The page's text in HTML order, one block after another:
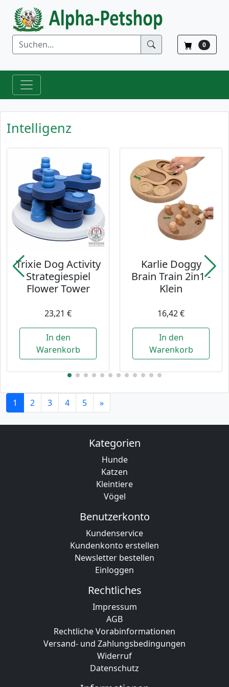
0
Intelligenz
Trixie Dog Activity
Strategiespiel
Flower Tower
23,21 €
In den
Warenkorb
Karlie Doggy
Brain Train 2in1 -
Klein
16,42 €
In den
Warenkorb
1 2 3 4 5 »
Kategorien
Hunde
Katzen
Kleintiere
Vögel
Benutzerkonto
Kundenservice
Kundenkonto erstellen
Newsletter bestellen
Einloggen
Rechtliches
Impressum
AGB
Rechtliche Vorabinformationen
Versand- und Zahlungsbedingungen
Widerruf
Datenschutz